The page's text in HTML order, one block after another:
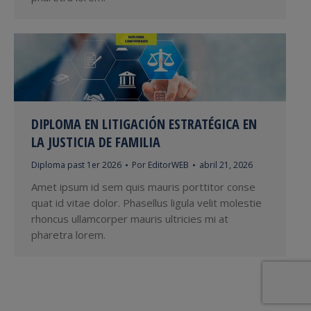
DIPLOMA EN LITIGACIÓN ESTRATÉGICA EN
LA JUSTICIA DE FAMILIA
Diploma past 1er 2026 Por EditorWEB abril 21, 2026
Amet ipsum id sem quis mauris porttitor conse
quat id vitae dolor. Phasellus ligula velit molestie
rhoncus ullamcorper mauris ultricies mi at
pharetra lorem.